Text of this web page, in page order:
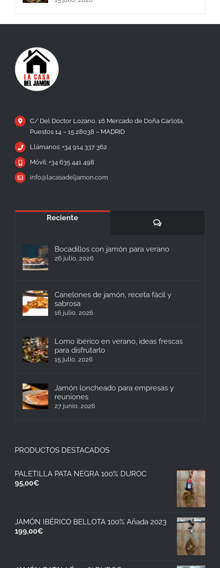
C/ Del Doctor Lozano, 16 Mercado de Doña Carlota,
Puestos 14 – 15 28038 – MADRID
Llámanos: +34 914 337 362
Móvil: +34 635 441 498
info@lacasadeljamon.com
Reciente
Comentarios
Bocadillos con jamón para verano
26 julio, 2026
Canelones de jamón, receta fácil y
sabrosa
16 julio, 2026
Lomo ibérico en verano, ideas frescas
para disfrutarlo
15 julio, 2026
Jamón loncheado para empresas y
reuniones
27 junio, 2026
PRODUCTOS DESTACADOS
PALETILLA PATA NEGRA 100% DUROC
95,00€
JAMÓN IBÉRICO BELLOTA 100% Añada 2023
199,00€